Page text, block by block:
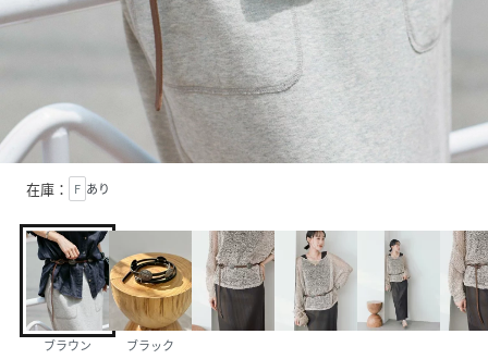
在庫： F あり
ブラウン ブラック